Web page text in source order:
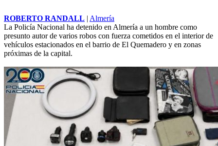
ROBERTO RANDALL | Almería
La Policía Nacional ha detenido en Almería a un hombre como
presunto autor de varios robos con fuerza cometidos en el interior de
vehículos estacionados en el barrio de El Quemadero y en zonas
próximas de la capital.